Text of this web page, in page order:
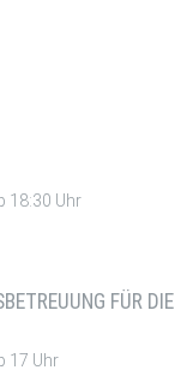
18:30 Uhr
FÜR DIE
17 Uhr